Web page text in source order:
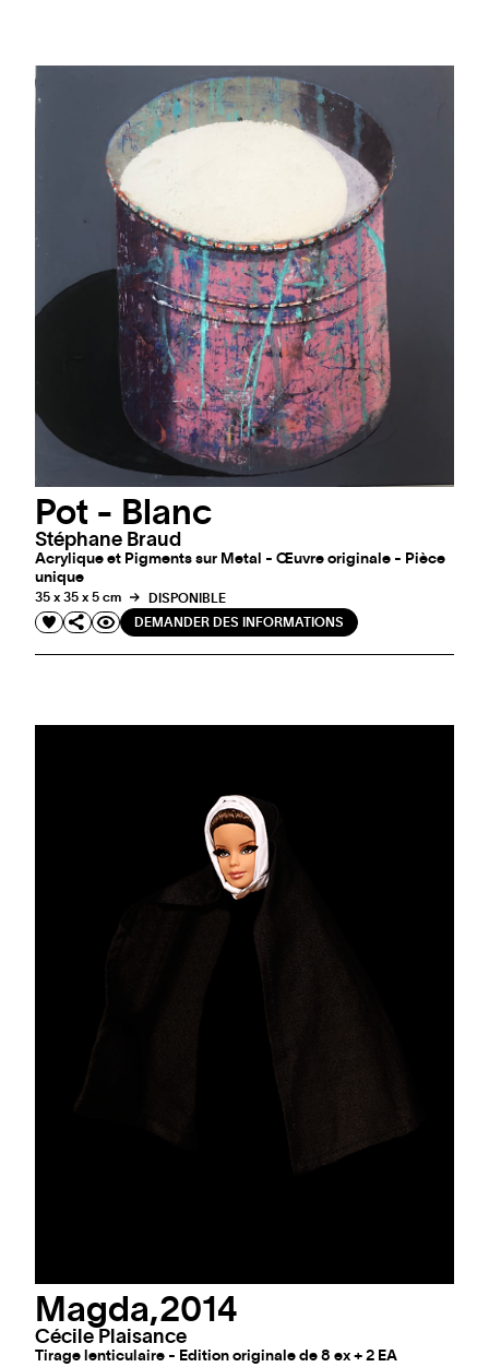
Pot - Blanc
Stéphane Braud
Acrylique et Pigments sur Metal - Œuvre originale - Pièce
unique
35 x 35 x 5 cm
DISPONIBLE
DEMANDER DES INFORMATIONS
Magda,2014
Cécile Plaisance
Tirage lenticulaire - Edition originale de 8 ex + 2 EA